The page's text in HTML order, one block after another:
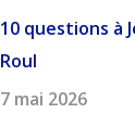
10 questions à
Roul
7 mai 2026